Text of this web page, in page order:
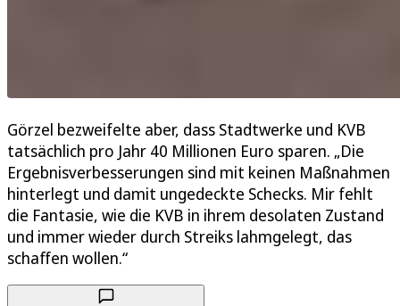
Görzel bezweifelte aber, dass Stadtwerke und KVB
tatsächlich pro Jahr 40 Millionen Euro sparen. „Die
Ergebnisverbesserungen sind mit keinen Maßnahmen
hinterlegt und damit ungedeckte Schecks. Mir fehlt
die Fantasie, wie die KVB in ihrem desolaten Zustand
und immer wieder durch Streiks lahmgelegt, das
schaffen wollen.“